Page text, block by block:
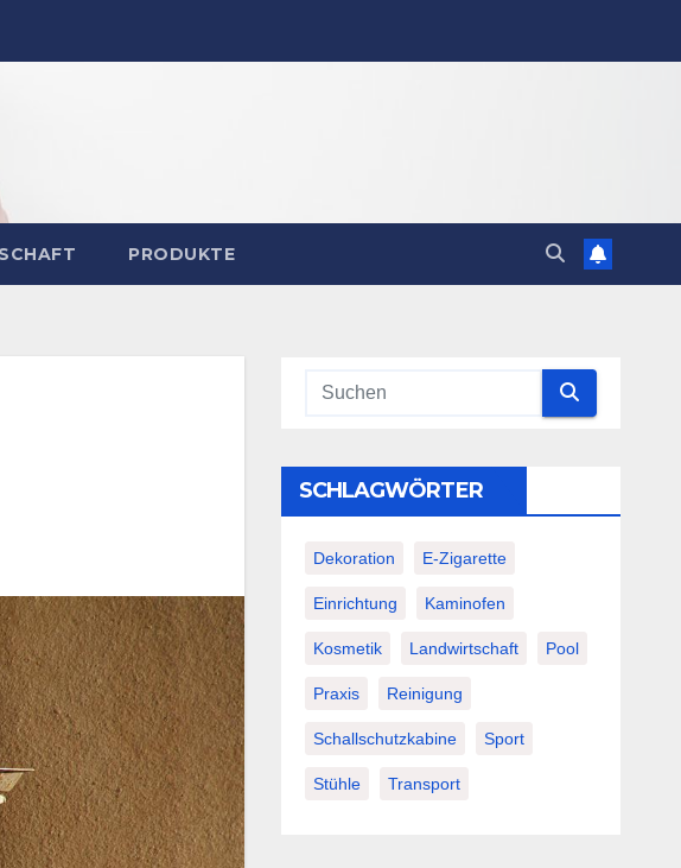
PRODUKTE
SCHLAGWÖRTER
Dekoration E-Zigarette
Einrichtung Kaminofen
Kosmetik Landwirtschaft Pool
Praxis Reinigung
Schallschutzkabine Sport
Stühle Transport